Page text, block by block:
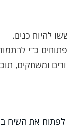
להיות כנים.
כדי
ומשחקים,
את השיח